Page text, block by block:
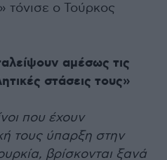
» τόνισε ο Τούρκος
αμέσως τις
στάσεις τους»
που έχουν
τους ύπαρξη στην
βρίσκονται ξανά